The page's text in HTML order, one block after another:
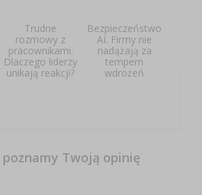
Trudne
rozmowy z
pracownikami.
Dlaczego liderzy
unikają reakcji?
Bezpieczeństwo
AI. Firmy nie
nadążają za
tempem
wdrożeń
Twoją opinię